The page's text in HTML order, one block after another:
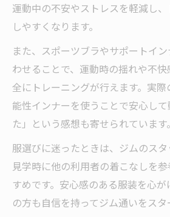
運動中の不安やストレスを軽減し
しやすくなります。
また、スポーツブラやサポートイ
わせることで、運動時の揺れや不
全にトレーニングが行えます。実
能性インナーを使うことで安心し
た」という感想も寄せられています。
服選びに迷ったときは、ジムのスタ
見学時に他の利用者の着こなしを
すめです。安心感のある服装を心
の方も自信を持ってジム通いをスタ